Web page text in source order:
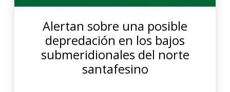
Alertan sobre una posible
depredación en los bajos
submeridionales del norte
santafesino